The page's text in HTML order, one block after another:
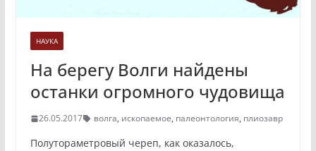
НАУКА
На берегу Волги найдены
останки огромного чудовища
26.05.2017 волга, ископаемое, палеонтология, плиозавр
Полутораметровый череп, как оказалось,